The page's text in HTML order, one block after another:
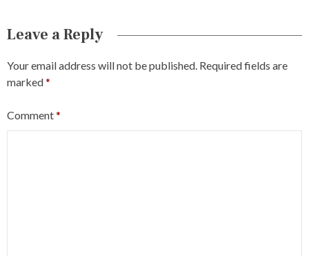
Leave a Reply
Your email address will not be published. Required fields are
marked*
Comment*